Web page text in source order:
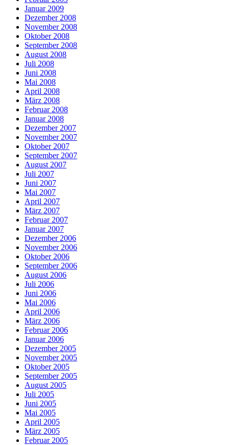
Januar 2009
Dezember 2008
November 2008
Oktober 2008
September 2008
August 2008
Juli 2008
Juni 2008
Mai 2008
April 2008
März 2008
Februar 2008
Januar 2008
Dezember 2007
November 2007
Oktober 2007
September 2007
August 2007
Juli 2007
Juni 2007
Mai 2007
April 2007
März 2007
Februar 2007
Januar 2007
Dezember 2006
November 2006
Oktober 2006
September 2006
August 2006
Juli 2006
Juni 2006
Mai 2006
April 2006
März 2006
Februar 2006
Januar 2006
Dezember 2005
November 2005
Oktober 2005
September 2005
August 2005
Juli 2005
Juni 2005
Mai 2005
April 2005
März 2005
Februar 2005